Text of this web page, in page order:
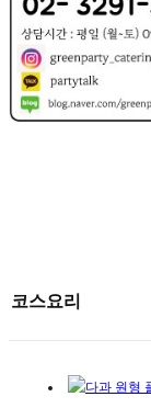
코스요리